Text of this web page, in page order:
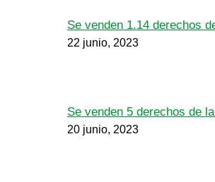
Se venden 1.14 derechos
22 junio, 2023
Se venden 5 derechos de
20 junio, 2023